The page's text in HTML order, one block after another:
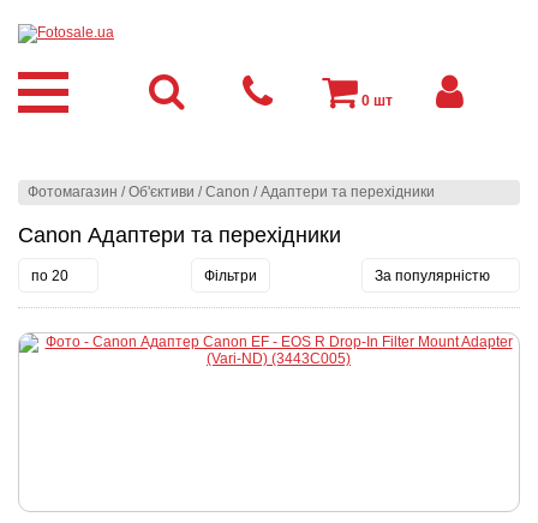
Фотомагазин /Об'єктиви /Canon /Адаптери та перехідники
Canon Адаптери та перехідники
по 20 Фільтри За популярністю
0 шт